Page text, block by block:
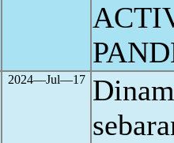
2024―Jul―17